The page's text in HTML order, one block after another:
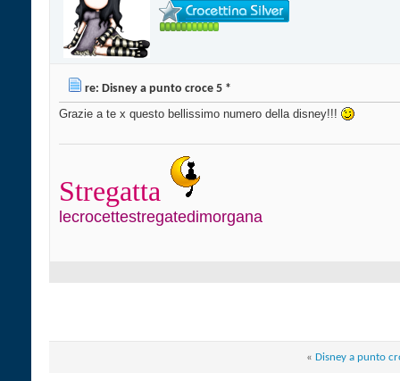
re: Disney a punto croce 5 *
Grazie a te x questo bellissimo numero della disney!!!
Stregatta
lecrocettestregatedimorgana
« Disney a punto